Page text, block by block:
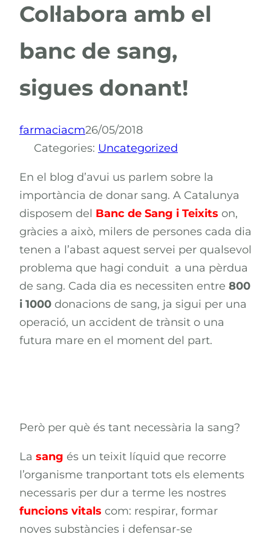
Col·labora amb el
banc de sang,
sigues donant!
farmaciacm26/05/2018
Categories: Uncategorized
En el blog d’avui us parlem sobre la
importància de donar sang. A Catalunya
disposem del Banc de Sang i Teixits on,
gràcies a això, milers de persones cada dia
tenen a l’abast aquest servei per qualsevol
problema que hagi conduit a una pèrdua
de sang. Cada dia es necessiten entre 800
i 1000 donacions de sang, ja sigui per una
operació, un accident de trànsit o una
futura mare en el moment del part.
Però per què és tant necessària la sang?
La sang és un teixit líquid que recorre
l’organisme tranportant tots els elements
necessaris per dur a terme les nostres
funcions vitals com: respirar, formar
noves substàncies i defensar-se